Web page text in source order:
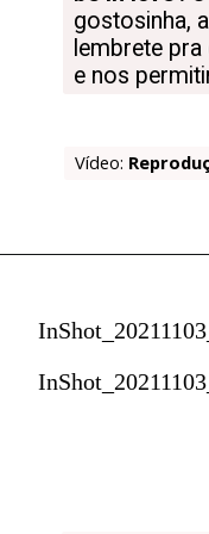
gostosinha,
lembrete
e nos
Vídeo: